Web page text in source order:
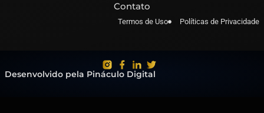
Contato
Termos de Uso Políticas de Privacidade
Desenvolvido pela Pináculo Digital